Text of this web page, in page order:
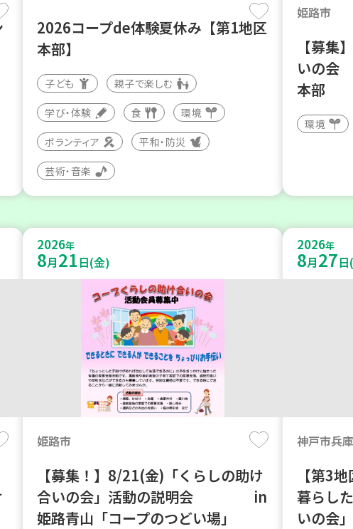
2026コープde体験夏休み【第1地区
本部】
子ども 親子で楽しむ
学び・体験 食 環境
ボランティア 平和・防災
芸術・音楽
姫路市
【募集
いの会
本部
環境
2026年
8月21日(金)
姫路市
【募集！】8/21(金)「くらしの助け
合いの会」活動の説明会 in
姫路青山「コープのつどい場」
2026年
8月27
神戸市兵
【第3
暮らし
いの会